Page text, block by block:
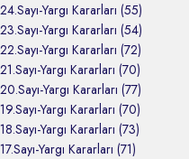
24.Sayı-Yargı Kararları (55)
23.Sayı-Yargı Kararları (54)
22.Sayı-Yargı Kararları (72)
21.Sayı-Yargı Kararları (70)
20.Sayı-Yargı Kararları (77)
19.Sayı-Yargı Kararları (70)
18.Sayı-Yargı Kararları (73)
17.Sayı-Yargı Kararları (71)